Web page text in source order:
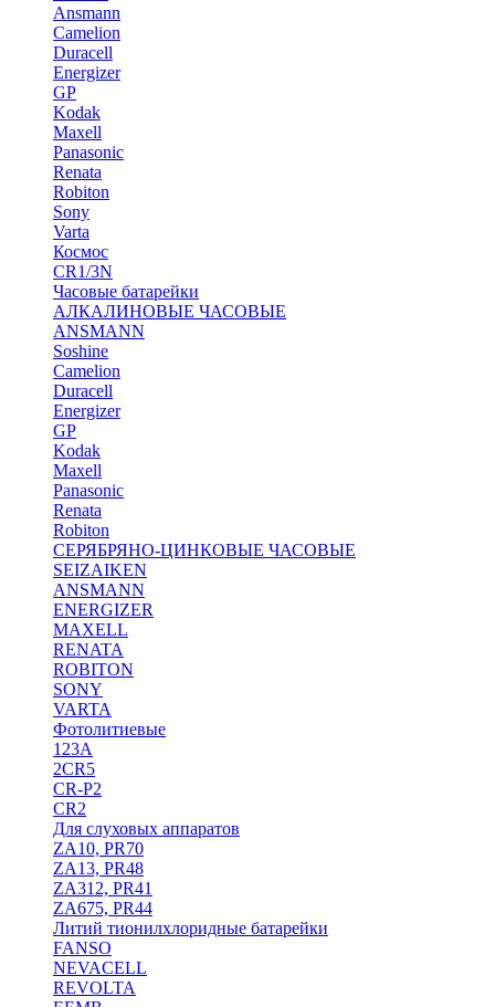
Ansmann
Camelion
Duracell
Energizer
GP
Kodak
Maxell
Panasonic
Renata
Robiton
Sony
Varta
Космос
CR1/3N
Часовые батарейки
АЛКАЛИНОВЫЕ ЧАСОВЫЕ
ANSMANN
Soshine
Camelion
Duracell
Energizer
GP
Kodak
Maxell
Panasonic
Renata
Robiton
СЕРЯБРЯНО-ЦИНКОВЫЕ ЧАСОВЫЕ
SEIZAIKEN
ANSMANN
ENERGIZER
MAXELL
RENATA
ROBITON
SONY
VARTA
Фотолитиевые
123A
2CR5
CR-P2
CR2
Для слуховых аппаратов
ZA10, PR70
ZA13, PR48
ZA312, PR41
ZA675, PR44
Литий тионилхлоридные батарейки
FANSO
NEVACELL
REVOLTA